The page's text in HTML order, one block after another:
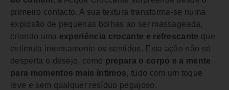
primeiro contacto. A sua textura transforma-se numa
explosão de pequenas bolhas ao ser massageada,
criando uma experiência crocante e refrescante que
estimula intensamente os sentidos. Esta ação não só
desperta o desejo, como prepara o corpo e a mente
para momentos mais íntimos, tudo com um toque
leve e sem qualquer resíduo pegajoso.